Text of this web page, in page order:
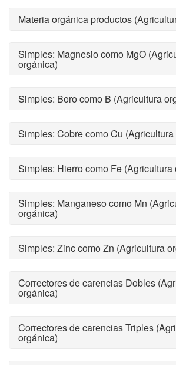
Materia orgánica productos
Simples: Magnesio como MgO
orgánica)
Simples: Boro como B (Agricultura
Simples: Cobre como Cu
Simples: Hierro como Fe (Agricultura
Simples: Manganeso como Mn
orgánica)
Simples: Zinc como Zn (Agricultura
Correctores de carencias Dobles
orgánica)
Correctores de carencias Triples
orgánica)